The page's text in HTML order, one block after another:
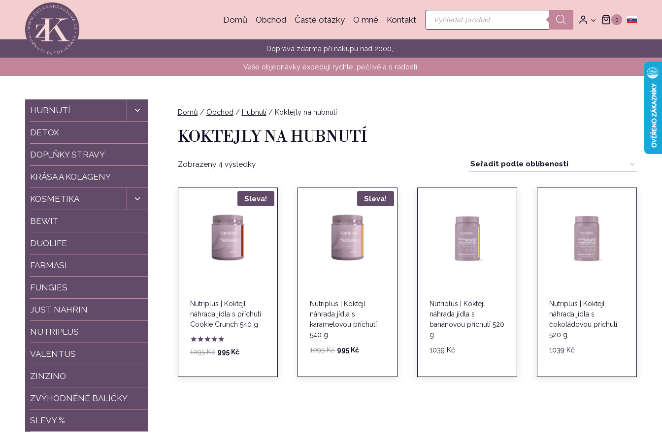
Přeskočit
Domů Obchod Časté otázky O mně Kontakt
Products
search
0
Doprava zdarma při nákupu nad 2000,-
Vaše objednávky expeduji rychle, pečlivě a s radostí.
Domů / Obchod / Hubnutí / Koktejly na hubnutí
KOKTEJLY NA HUBNUTÍ
Zobrazeny 4 výsledkySeřazeno
oblíbenosti
Sleva!
Nutriplus | Koktejl
náhrada jídla s příchutí
Cookie Crunch 540 g
Hodnocení
5.00
1095Kč Původní
995 KčAktuální
Sleva!
Nutriplus | Koktejl
náhrada jídla s
karamelovou příchutí
540 g
1095Kč Původní
995 KčAktuální
Nutriplus | Koktejl
náhrada jídla s
banánovou příchutí 520
g
1039 Kč
Nutriplus | Koktejl
náhrada jídla s
čokoládovou příchutí
520 g
1039 Kč
HUBNUTÍ
Toggle
child
DETOX
DOPLŇKY STRAVY
KRÁSA A KOLAGENY
KOSMETIKA
Toggle
child
BEWIT
DUOLIFE
FARMASI
FUNGIES
JUST NAHRIN
NUTRIPLUS
VALENTUS
ZINZINO
ZVÝHODNĚNÉ BALÍČKY
SLEVY %